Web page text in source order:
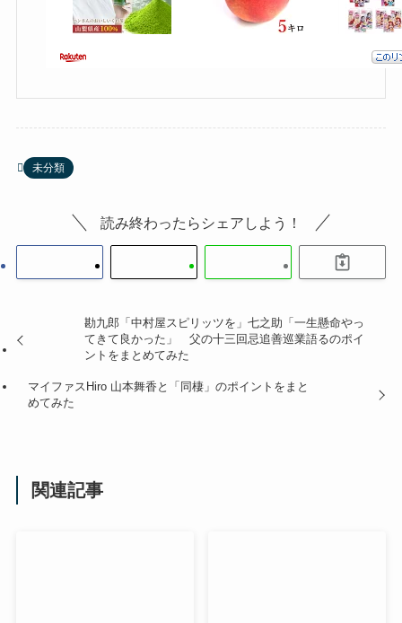
未分類
読み終わったらシェアしよう！
勘九郎「中村屋スピリッツを」七之助「一生懸命やっ
てきて良かった」 父の十三回忌追善巡業語るのポイ
ントをまとめてみた
マイファスHiro 山本舞香と「同棲」のポイントをまと
めてみた
関連記事